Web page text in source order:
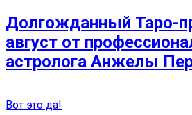
Долгожданный Таро-
август от
астролога Анжелы
Вот это да!